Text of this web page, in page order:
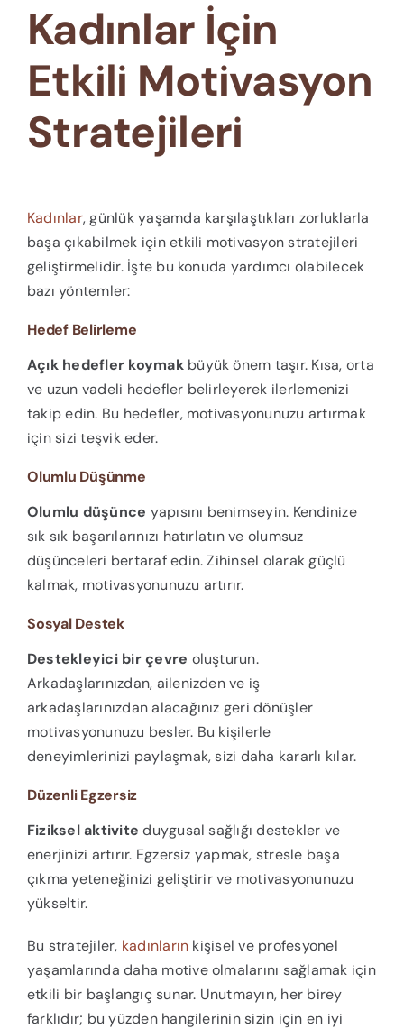
Kadınlar İçin
Etkili Motivasyon
Stratejileri
Kadınlar, günlük yaşamda karşılaştıkları zorluklarla
başa çıkabilmek için etkili motivasyon stratejileri
geliştirmelidir. İşte bu konuda yardımcı olabilecek
bazı yöntemler:
Hedef Belirleme
Açık hedefler koymakbüyük önem taşır. Kısa, orta
ve uzun vadeli hedefler belirleyerek ilerlemenizi
takip edin. Bu hedefler, motivasyonunuzu artırmak
için sizi teşvik eder.
Olumlu Düşünme
Olumlu düşünce yapısını benimseyin. Kendinize
sık sık başarılarınızı hatırlatın ve olumsuz
düşünceleri bertaraf edin. Zihinsel olarak güçlü
kalmak, motivasyonunuzu artırır.
Sosyal Destek
Destekleyici bir çevre oluşturun.
Arkadaşlarınızdan, ailenizden ve iş
arkadaşlarınızdan alacağınız geri dönüşler
motivasyonunuzu besler. Bu kişilerle
deneyimlerinizi paylaşmak, sizi daha kararlı kılar.
Düzenli Egzersiz
Fiziksel aktivite duygusal sağlığı destekler ve
enerjinizi artırır. Egzersiz yapmak, stresle başa
çıkma yeteneğinizi geliştirir ve motivasyonunuzu
yükseltir.
Bu stratejiler, kadınların kişisel ve profesyonel
yaşamlarında daha motive olmalarını sağlamak için
etkili bir başlangıç sunar. Unutmayın, her birey
farklıdır; bu yüzden hangilerinin sizin için en iyi